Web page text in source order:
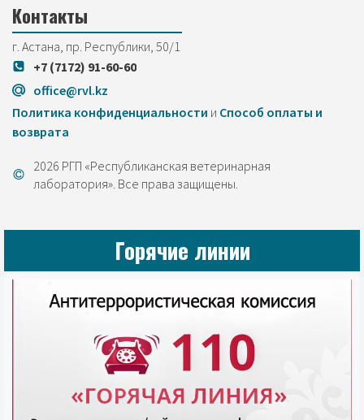
Контакты
г. Астана, пр. Республики, 50/1
+7 (7172) 91-60-60
office@rvl.kz
Политика конфиденциальности и Cпособ оплаты и
возврата
2026 РГП «Республиканская ветеринарная
лаборатория». Все права защищены.
Горячие линии